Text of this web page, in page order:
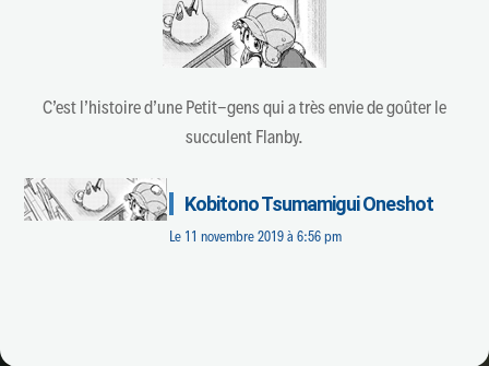
C’est l’histoire d’une Petit-gens qui a très envie de goûter le
succulent Flanby.
Kobitono Tsumamigui Oneshot
Le 11 novembre 2019 à 6:56 pm